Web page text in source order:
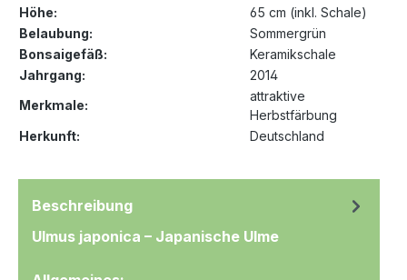
Höhe:
65 cm (inkl. Schale)
Belaubung:
Sommergrün
Bonsaigefäß:
Keramikschale
Jahrgang:
2014
Merkmale:
attraktive
Herbstfärbung
Herkunft:
Deutschland
Beschreibung
Ulmus japonica – Japanische Ulme